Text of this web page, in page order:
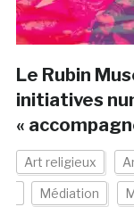
Le Rubin
initiatives
«
Art religieux
Médiation